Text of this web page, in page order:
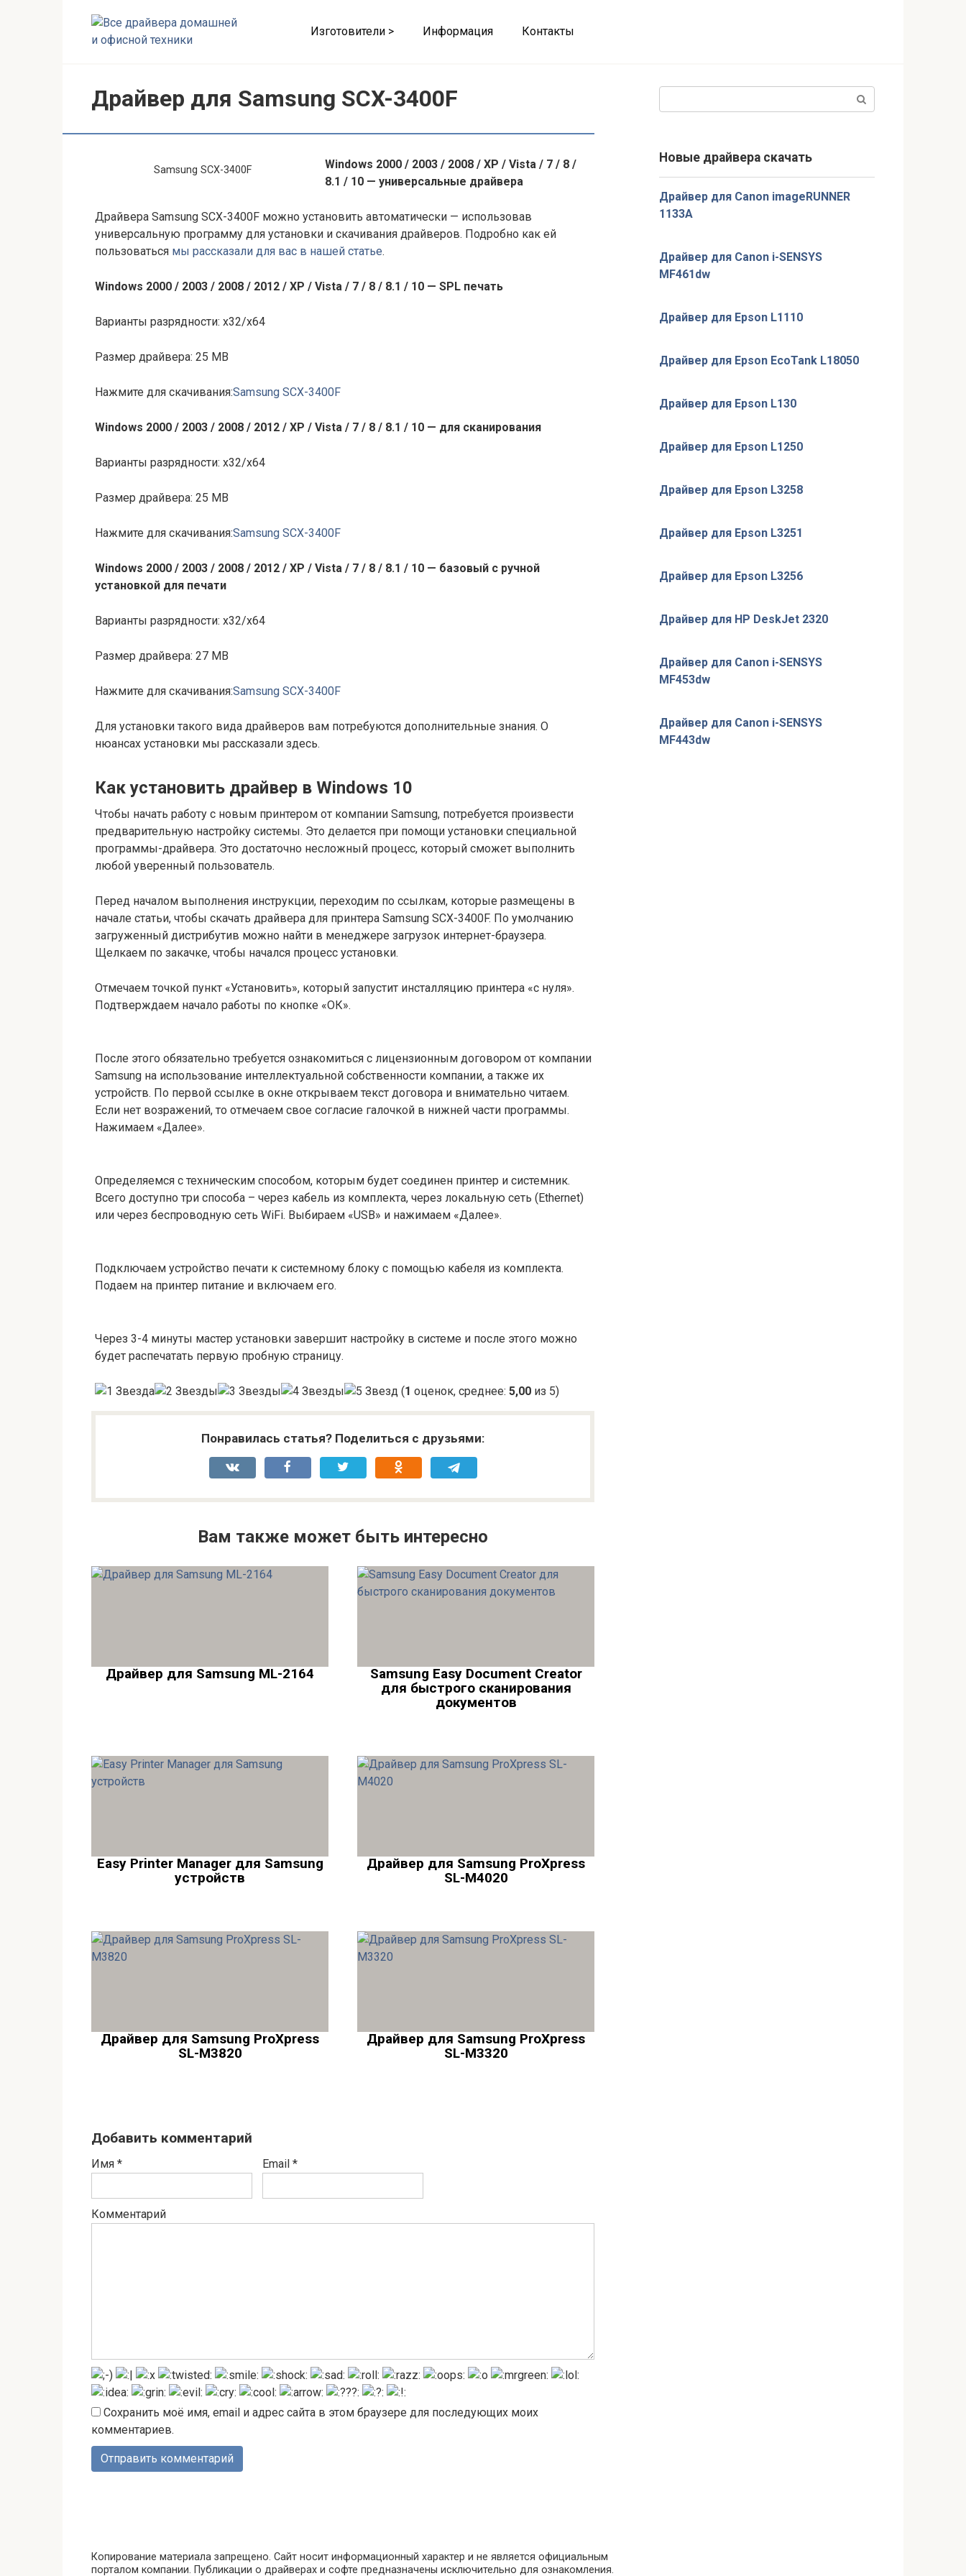
Изготовители > Информация Контакты
Драйвер для Samsung SCX-3400F
Samsung SCX-3400F
Windows 2000 / 2003 / 2008 / XP / Vista / 7 / 8 /
8.1 / 10 — универсальные драйвера
Драйвера Samsung SCX-3400F можно установить автоматически — использовав
универсальную программу для установки и скачивания драйверов. Подробно как ей
пользоваться мы рассказали для вас в нашей статье.
Windows 2000 / 2003 / 2008 / 2012 / XP / Vista / 7 / 8 / 8.1 / 10 — SPL печать
Варианты разрядности: x32/x64
Размер драйвера: 25 MB
Нажмите для скачивания:Samsung SCX-3400F
Windows 2000 / 2003 / 2008 / 2012 / XP / Vista / 7 / 8 / 8.1 / 10 — для сканирования
Варианты разрядности: x32/x64
Размер драйвера: 25 MB
Нажмите для скачивания:Samsung SCX-3400F
Windows 2000 / 2003 / 2008 / 2012 / XP / Vista / 7 / 8 / 8.1 / 10 — базовый с ручной
установкой для печати
Варианты разрядности: x32/x64
Размер драйвера: 27 MB
Нажмите для скачивания:Samsung SCX-3400F
Для установки такого вида драйверов вам потребуются дополнительные знания. О
нюансах установки мы рассказали здесь.
Как установить драйвер в Windows 10
Чтобы начать работу с новым принтером от компании Samsung, потребуется произвести
предварительную настройку системы. Это делается при помощи установки специальной
программы-драйвера. Это достаточно несложный процесс, который сможет выполнить
любой уверенный пользователь.
Перед началом выполнения инструкции, переходим по ссылкам, которые размещены в
начале статьи, чтобы скачать драйвера для принтера Samsung SCX-3400F. По умолчанию
загруженный дистрибутив можно найти в менеджере загрузок интернет-браузера.
Щелкаем по закачке, чтобы начался процесс установки.
Отмечаем точкой пункт «Установить», который запустит инсталляцию принтера «с нуля».
Подтверждаем начало работы по кнопке «ОК».
После этого обязательно требуется ознакомиться с лицензионным договором от компании
Samsung на использование интеллектуальной собственности компании, а также их
устройств. По первой ссылке в окне открываем текст договора и внимательно читаем.
Если нет возражений, то отмечаем свое согласие галочкой в нижней части программы.
Нажимаем «Далее».
Определяемся с техническим способом, которым будет соединен принтер и системник.
Всего доступно три способа – через кабель из комплекта, через локальную сеть (Ethernet)
или через беспроводную сеть WiFi. Выбираем «USB» и нажимаем «Далее».
Подключаем устройство печати к системному блоку с помощью кабеля из комплекта.
Подаем на принтер питание и включаем его.
Через 3-4 минуты мастер установки завершит настройку в системе и после этого можно
будет распечатать первую пробную страницу.
(1 оценок, среднее: 5,00 из 5)
Понравилась статья? Поделиться с друзьями:
Вам также может быть интересно
Драйвер для Samsung ML-2164
Samsung Easy Document Creator
для быстрого сканирования
документов
Easy Printer Manager для Samsung
устройств
Драйвер для Samsung ProXpress
SL-M4020
Драйвер для Samsung ProXpress
SL-M3820
Драйвер для Samsung ProXpress
SL-M3320
Добавить комментарий
Имя * Email *
Комментарий
Сохранить моё имя, email и адрес сайта в этом браузере для последующих моих
комментариев.
Новые драйвера скачать
Драйвер для Canon imageRUNNER
1133A
Драйвер для Canon i-SENSYS
MF461dw
Драйвер для Epson L1110
Драйвер для Epson EcoTank L18050
Драйвер для Epson L130
Драйвер для Epson L1250
Драйвер для Epson L3258
Драйвер для Epson L3251
Драйвер для Epson L3256
Драйвер для HP DeskJet 2320
Драйвер для Canon i-SENSYS
MF453dw
Драйвер для Canon i-SENSYS
MF443dw
Копирование материала запрещено. Сайт носит информационный характер и не является официальным
порталом компании. Публикации о драйверах и софте предназначены исключительно для ознакомления.